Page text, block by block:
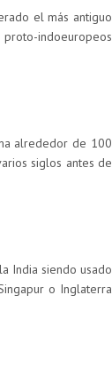
el más antiguo
proto-indoeuropeos
alrededor de 100
siglos antes de
India siendo usado
o Inglaterra